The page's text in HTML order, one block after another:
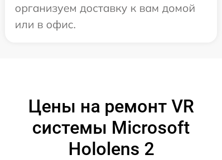
организуем доставку к вам домой
или в офис.
Цены на ремонт VR
системы Microsoft
Hololens 2